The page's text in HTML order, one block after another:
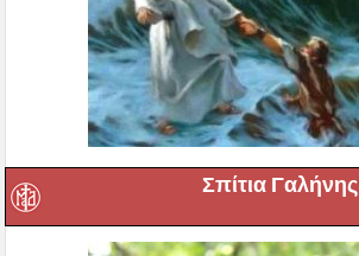
Σπίτια Γαλήνης